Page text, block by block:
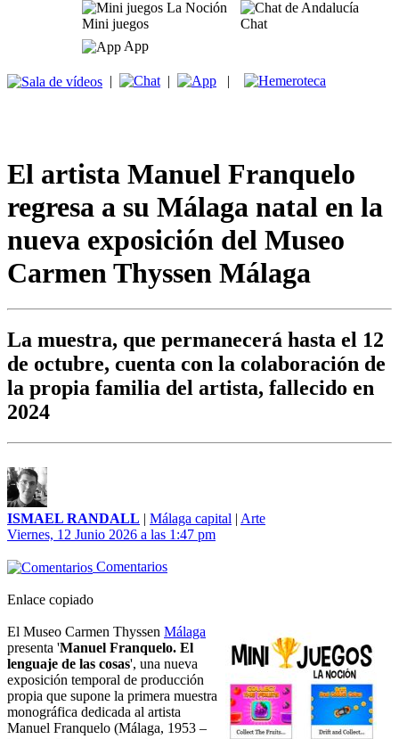
Mini juegos
Chat
App
| | |
El artista Manuel Franquelo
regresa a su Málaga natal en la
nueva exposición del Museo
Carmen Thyssen Málaga
La muestra, que permanecerá hasta el 12
de octubre, cuenta con la colaboración de
la propia familia del artista, fallecido en
2024
ISMAEL RANDALL | Málaga capital | Arte
Viernes, 12 Junio 2026 a las 1:47 pm
Comentarios
Enlace copiado
El Museo Carmen Thyssen Málaga
presenta 'Manuel Franquelo. El
lenguaje de las cosas', una nueva
exposición temporal de producción
propia que supone la primera muestra
monográfica dedicada al artista
Manuel Franquelo (Málaga, 1953 –